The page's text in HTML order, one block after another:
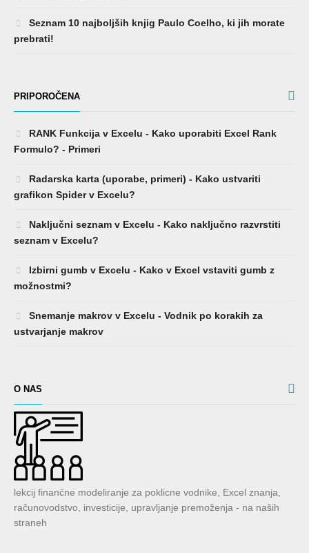
Seznam 10 najboljših knjig Paulo Coelho, ki jih morate
prebrati!
PRIPOROČENA
RANK Funkcija v Excelu - Kako uporabiti Excel Rank
Formulo? - Primeri
Radarska karta (uporabe, primeri) - Kako ustvariti
grafikon Spider v Excelu?
Naključni seznam v Excelu - Kako naključno razvrstiti
seznam v Excelu?
Izbirni gumb v Excelu - Kako v Excel vstaviti gumb z
možnostmi?
Snemanje makrov v Excelu - Vodnik po korakih za
ustvarjanje makrov
O NAS
lekcij finančne modeliranje za poklicne vodnike, Excel znanja,
računovodstvo, investicije, upravljanje premoženja - na naših
straneh